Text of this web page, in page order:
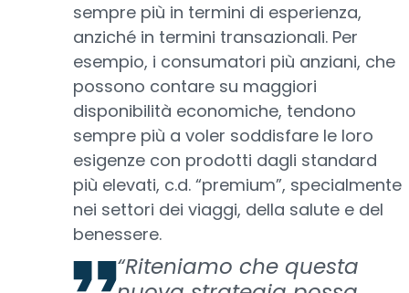
sempre più in termini di esperienza,
anziché in termini transazionali. Per
esempio, i consumatori più anziani, che
possono contare su maggiori
disponibilità economiche, tendono
sempre più a voler soddisfare le loro
esigenze con prodotti dagli standard
più elevati, c.d. “premium”, specialmente
nei settori dei viaggi, della salute e del
benessere.
“Riteniamo che questa